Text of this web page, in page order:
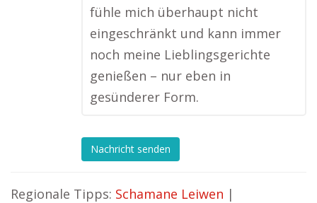
fühle mich überhaupt nicht
eingeschränkt und kann immer
noch meine Lieblingsgerichte
genießen – nur eben in
gesünderer Form.
Nachricht senden
Regionale Tipps: Schamane Leiwen |